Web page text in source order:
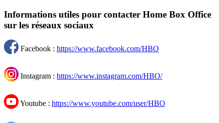
Informations utiles pour contacter Home Box Office
sur les réseaux sociaux
Facebook : https://www.facebook.com/HBO
Instagram : https://www.instagram.com/HBO/
Youtube : https://www.youtube.com/user/HBO